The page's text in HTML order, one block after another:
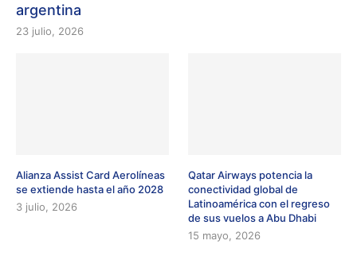
argentina
23 julio, 2026
Alianza Assist Card Aerolíneas
se extiende hasta el año 2028
3 julio, 2026
Qatar Airways potencia la
conectividad global de
Latinoamérica con el regreso
de sus vuelos a Abu Dhabi
15 mayo, 2026